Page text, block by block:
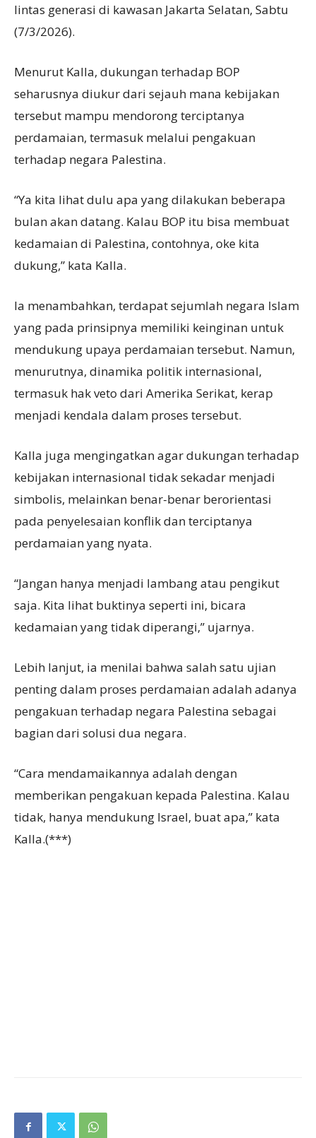
lintas generasi di kawasan Jakarta Selatan, Sabtu
(7/3/2026).
Menurut Kalla, dukungan terhadap BOP
seharusnya diukur dari sejauh mana kebijakan
tersebut mampu mendorong terciptanya
perdamaian, termasuk melalui pengakuan
terhadap negara Palestina.
“Ya kita lihat dulu apa yang dilakukan beberapa
bulan akan datang. Kalau BOP itu bisa membuat
kedamaian di Palestina, contohnya, oke kita
dukung,” kata Kalla.
Ia menambahkan, terdapat sejumlah negara Islam
yang pada prinsipnya memiliki keinginan untuk
mendukung upaya perdamaian tersebut. Namun,
menurutnya, dinamika politik internasional,
termasuk hak veto dari Amerika Serikat, kerap
menjadi kendala dalam proses tersebut.
Kalla juga mengingatkan agar dukungan terhadap
kebijakan internasional tidak sekadar menjadi
simbolis, melainkan benar-benar berorientasi
pada penyelesaian konflik dan terciptanya
perdamaian yang nyata.
“Jangan hanya menjadi lambang atau pengikut
saja. Kita lihat buktinya seperti ini, bicara
kedamaian yang tidak diperangi,” ujarnya.
Lebih lanjut, ia menilai bahwa salah satu ujian
penting dalam proses perdamaian adalah adanya
pengakuan terhadap negara Palestina sebagai
bagian dari solusi dua negara.
“Cara mendamaikannya adalah dengan
memberikan pengakuan kepada Palestina. Kalau
tidak, hanya mendukung Israel, buat apa,” kata
Kalla.(***)